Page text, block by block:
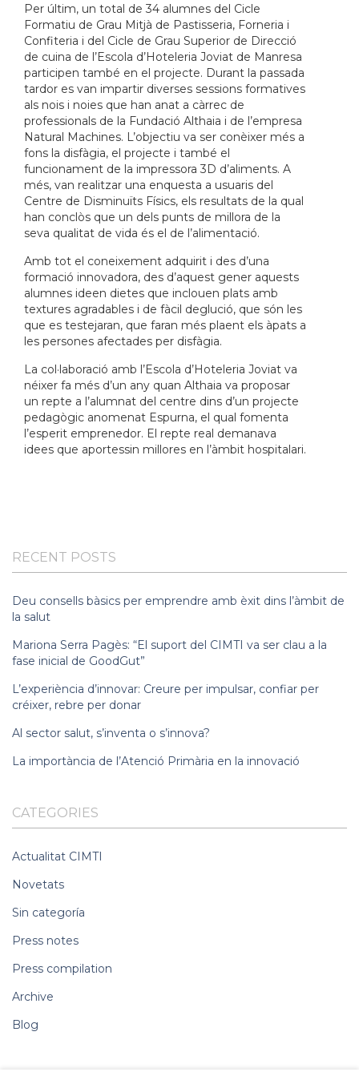
Per últim, un total de 34 alumnes del Cicle
Formatiu de Grau Mitjà de Pastisseria, Forneria i
Confiteria i del Cicle de Grau Superior de Direcció
de cuina de l’Escola d’Hoteleria Joviat de Manresa
participen també en el projecte. Durant la passada
tardor es van impartir diverses sessions formatives
als nois i noies que han anat a càrrec de
professionals de la Fundació Althaia i de l’empresa
Natural Machines. L’objectiu va ser conèixer més a
fons la disfàgia, el projecte i també el
funcionament de la impressora 3D d’aliments. A
més, van realitzar una enquesta a usuaris del
Centre de Disminuïts Físics, els resultats de la qual
han conclòs que un dels punts de millora de la
seva qualitat de vida és el de l’alimentació.
Amb tot el coneixement adquirit i des d’una
formació innovadora, des d’aquest gener aquests
alumnes ideen dietes que inclouen plats amb
textures agradables i de fàcil deglució, que són les
que es testejaran, que faran més plaent els àpats a
les persones afectades per disfàgia.
La col·laboració amb l’Escola d’Hoteleria Joviat va
néixer fa més d’un any quan Althaia va proposar
un repte a l’alumnat del centre dins d’un projecte
pedagògic anomenat Espurna, el qual fomenta
l’esperit emprenedor. El repte real demanava
idees que aportessin millores en l’àmbit hospitalari.
RECENT POSTS
Deu consells bàsics per emprendre amb èxit dins l’àmbit de
la salut
Mariona Serra Pagès: “El suport del CIMTI va ser clau a la
fase inicial de GoodGut”
L’experiència d’innovar: Creure per impulsar, confiar per
créixer, rebre per donar
Al sector salut, s’inventa o s’innova?
La importància de l’Atenció Primària en la innovació
CATEGORIES
Actualitat CIMTI
Novetats
Sin categoría
Press notes
Press compilation
Archive
Blog